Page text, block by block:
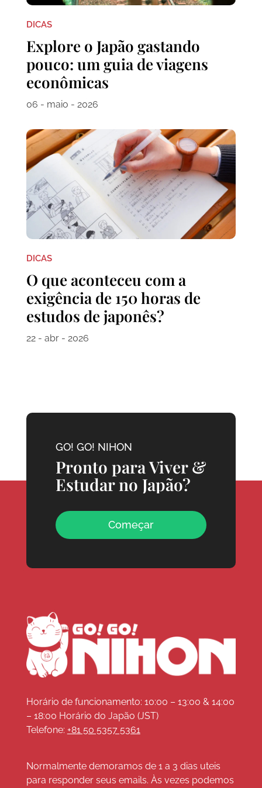
DICAS
Explore o Japão gastando
pouco: um guia de viagens
econômicas
06 - maio - 2026
DICAS
O que aconteceu com a
exigência de 150 horas de
estudos de japonês?
22 - abr - 2026
GO! GO! NIHON
Pronto para Viver &
Estudar no Japão?
Começar
Horário de funcionamento: 10:00 – 13:00 & 14:00
– 18:00 Horário do Japão (JST)
Telefone: +81 50 5357 5361
Normalmente demoramos de 1 a 3 dias uteis
para responder seus emails. Às vezes podemos